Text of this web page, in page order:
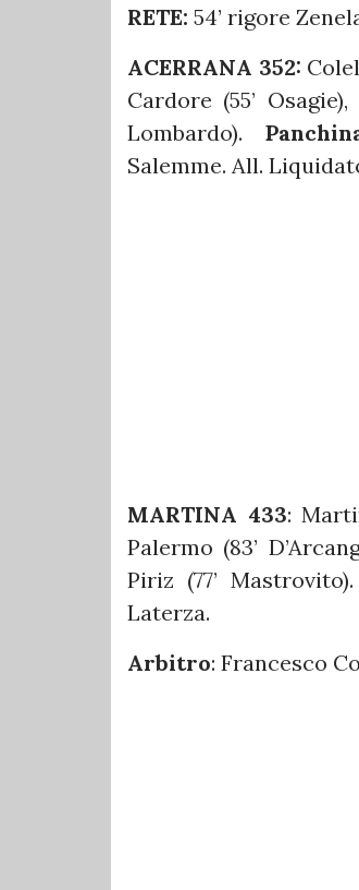
RETE: 54’ rigore
ACERRANA 352:
Cardore (55’
Lombardo).
Salemme. All.
MARTINA 433:
Palermo (83’
Piriz (77’
Laterza.
Arbitro: Francesco